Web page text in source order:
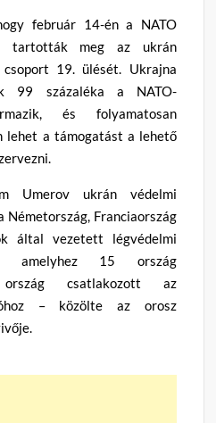
február 14-én a NATO
tartották meg az ukrán
19. ülését. Ukrajna
99 százaléka a NATO-
és folyamatosan
lehet a támogatást a lehető
Umerov ukrán védelmi
Franciaország
által vezetett légvédelmi
amelyhez 15 ország
csatlakozott az
– közölte az orosz